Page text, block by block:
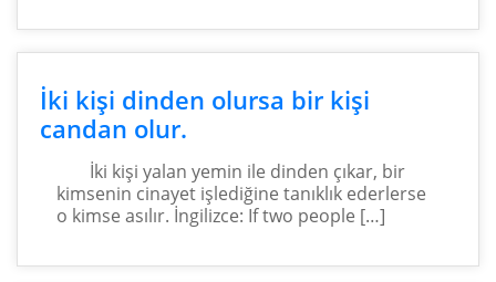
İki kişi dinden olursa bir kişi
candan olur.
İki kişi yalan yemin ile dinden çıkar, bir
kimsenin cinayet işlediğine tanıklık ederlerse
o kimse asılır. İngilizce: If two people […]